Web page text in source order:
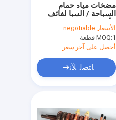
مضخات مياه حمام
السباحة / السبا لفائف
الأنبوب المزعنف / لفائف
عملية التشكيل بالزعانف
الأسعار:negotiable
MOQ:1 قطعة
أحصل على آخر سعر
ﺎﺘﺼﻟ ﺍﻶﻧ